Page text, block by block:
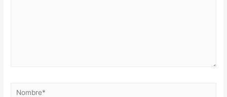
Nombre*